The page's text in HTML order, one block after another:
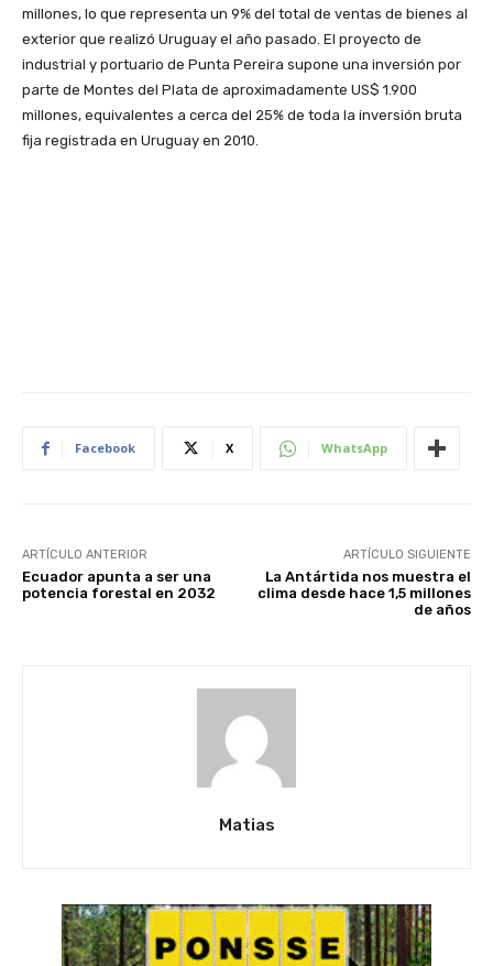
millones, lo que representa un 9% del total de ventas de bienes al
exterior que realizó Uruguay el año pasado. El proyecto de
industrial y portuario de Punta Pereira supone una inversión por
parte de Montes del Plata de aproximadamente US$ 1.900
millones, equivalentes a cerca del 25% de toda la inversión bruta
fija registrada en Uruguay en 2010.
Facebook X WhatsApp
ARTÍCULO ANTERIOR
Ecuador apunta a ser una
potencia forestal en 2032
ARTÍCULO SIGUIENTE
La Antártida nos muestra el
clima desde hace 1,5 millones
de años
Matias